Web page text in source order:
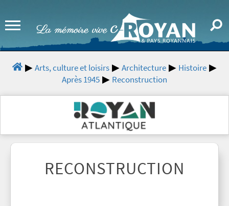
Arts, culture et loisirs Architecture
Histoire
Après 1945
Reconstruction
RECONSTRUCTION